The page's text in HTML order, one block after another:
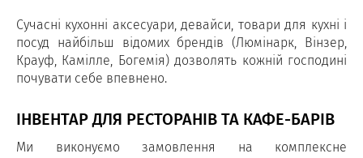
Сучасні кухонні аксесуари, девайси, товари для кухні і
посуд найбільш відомих брендів (Люмінарк, Вінзер,
Крауф, Камілле, Богемія) дозволять кожній господині
почувати себе впевнено.
ІНВЕНТАР ДЛЯ РЕСТОРАНІВ ТА КАФЕ-БАРІВ
Ми виконуємо замовлення на комплексне